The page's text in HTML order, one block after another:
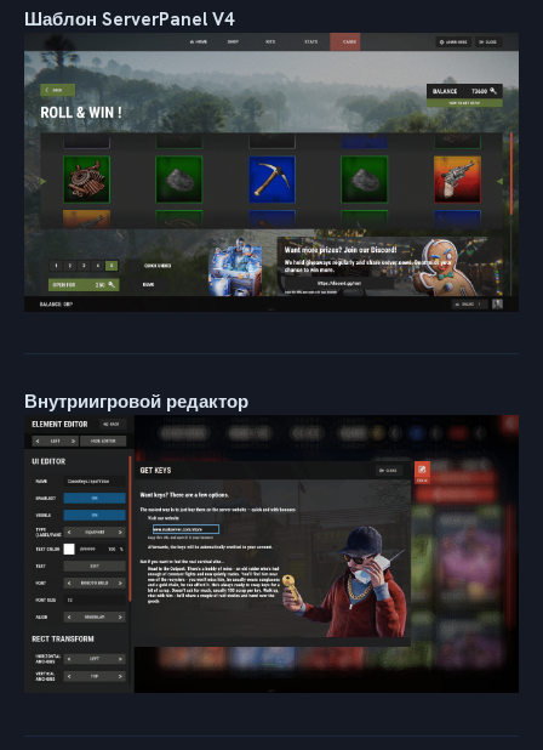
Шаблон ServerPanel V4
Внутриигровой редактор